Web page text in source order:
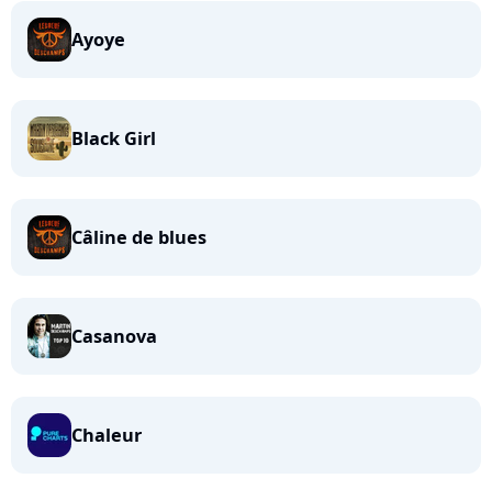
Ayoye
Black Girl
Câline de blues
Casanova
Chaleur